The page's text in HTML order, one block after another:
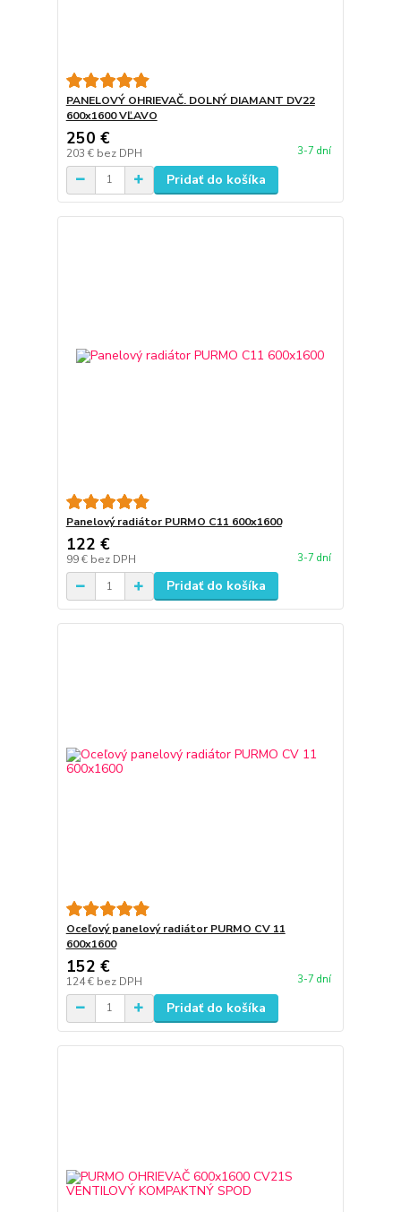
PANELOVÝ OHRIEVAČ. DOLNÝ DIAMANT DV22
600x1600 VĽAVO
250 €
203 € bez DPH 3-7 dní
Pridať do košíka
Panelový radiátor PURMO C11 600x1600
122 €
99 € bez DPH 3-7 dní
Pridať do košíka
Oceľový panelový radiátor PURMO CV 11
600x1600
152 €
124 € bez DPH 3-7 dní
Pridať do košíka